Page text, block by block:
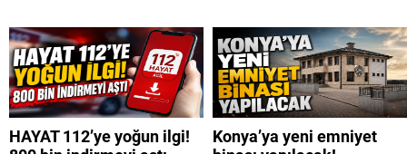
HAYAT 112’ye yoğun ilgi!
Konya’ya yeni emniyet